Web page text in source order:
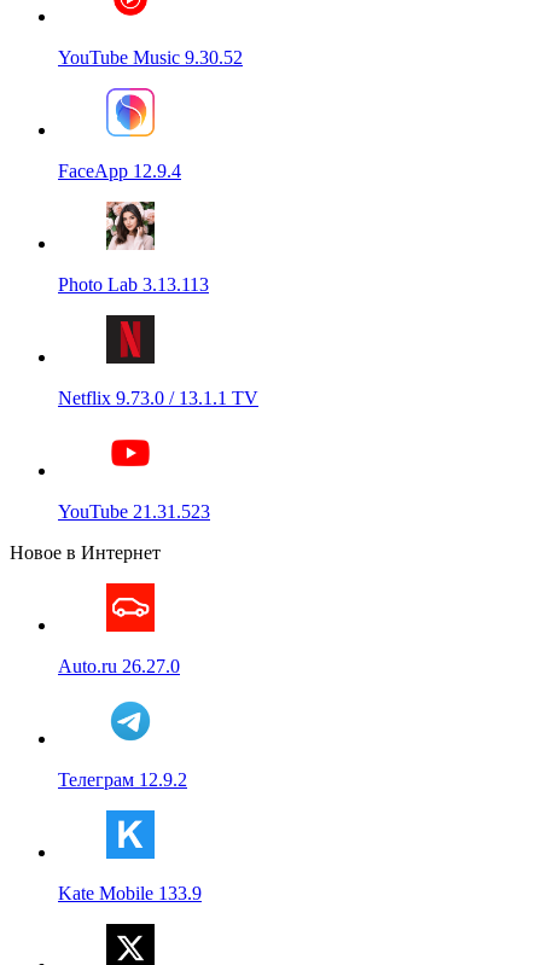
YouTube Music 9.30.52
FaceApp 12.9.4
Photo Lab 3.13.113
Netflix 9.73.0 / 13.1.1 TV
YouTube 21.31.523
Новое в Интернет
Auto.ru 26.27.0
Телеграм 12.9.2
Kate Mobile 133.9